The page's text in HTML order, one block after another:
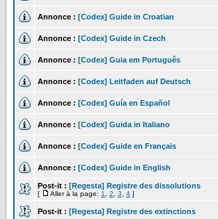
Annonce : [Codex] Guide in Croatian
Annonce : [Codex] Guide in Czech
Annonce : [Codex] Guia em Português
Annonce : [Codex] Leitfaden auf Deutsch
Annonce : [Codex] Guía en Español
Annonce : [Codex] Guida in Italiano
Annonce : [Codex] Guide en Français
Annonce : [Codex] Guide in English
Post-it : [Regesta] Registre des dissolutions
[ Aller à la page: 1 2 3 4 ]
Post-it : [Regesta] Registre des extinctions